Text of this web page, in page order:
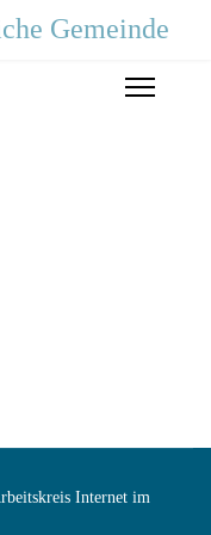
Internet im